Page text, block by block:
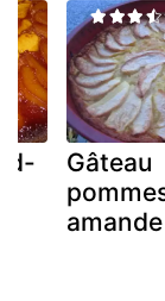
Gâteau
amande